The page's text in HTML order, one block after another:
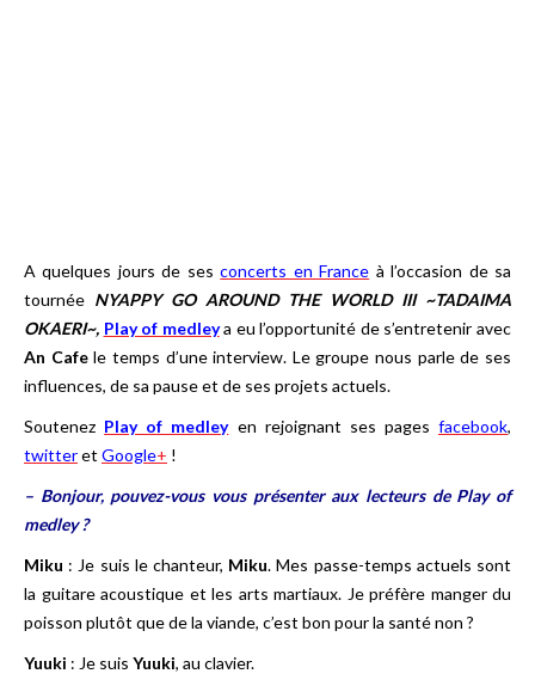
A quelques jours de ses concerts en France à l’occasion de sa
tournée NYAPPY GO AROUND THE WORLD III ~TADAIMA
OKAERI~, Play of medleya eu l’opportunité de s’entretenir avec
An Cafele temps d’une interview. Le groupe nous parle de ses
influences, de sa pause et de ses projets actuels.
Soutenez Play of medleyen rejoignant ses pages facebook,
twitteret Google+ !
– Bonjour, pouvez-vous vous présenter aux lecteurs de Play of
medley ?
Miku : Je suis le chanteur, Miku. Mes passe-temps actuels sont
la guitare acoustique et les arts martiaux. Je préfère manger du
poisson plutôt que de la viande, c’est bon pour la santé non ?
Yuuki : Je suis Yuuki, au clavier.